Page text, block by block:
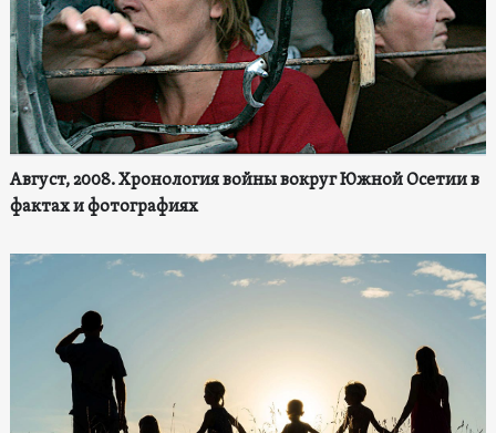
Август, 2008. Хронология войны вокруг Южной Осетии в
фактах и фотографиях